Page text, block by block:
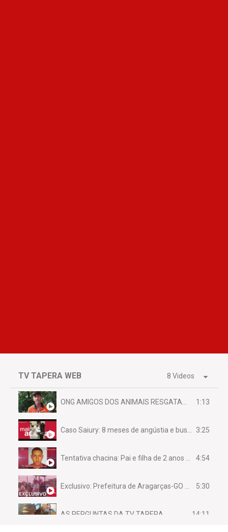
TV TAPERA WEB 8 Videos
ONG AMIGOS DOS ANIMAIS RESGATAM EMA FERIDA NA BR 070 1:13
Caso Saiury: 8 meses de angústia e busca por justiça 3:25
Tentativa chacina: Pai e filha de 2 anos assassinados em casa enquanto dormiam 4:54
Exclusivo: Prefeitura de Aragarças-GO sob suspeita de desviar maquinário público para uso privado. 5:30
AS PERGUNTAS DA TV TAPERA 14:11